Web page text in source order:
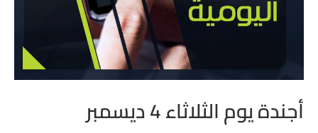
أجندة يوم الثلاثاء 4 ديسمبر